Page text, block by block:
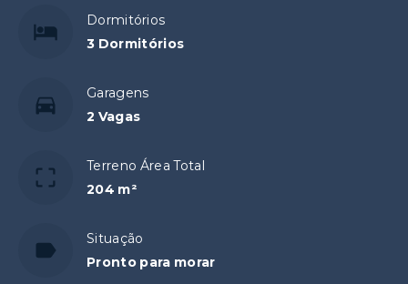
Dormitórios
3 Dormitórios
Garagens
2 Vagas
Terreno Área Total
204 m²
Situação
Pronto para morar